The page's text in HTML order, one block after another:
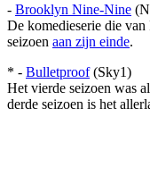
- Brooklyn Nine-Nine
De komedieserie die
seizoen aan zijn einde.
* - Bulletproof(Sky1)
Het vierde seizoen was
derde seizoen is het